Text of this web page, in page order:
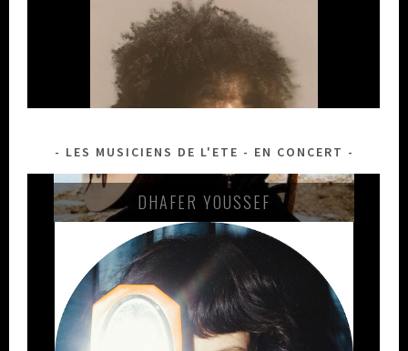
LES MUSICIENS DE L'ETE - EN CONCERT